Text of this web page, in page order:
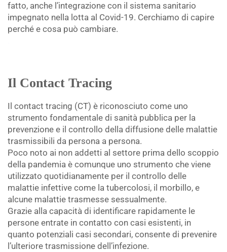
fatto, anche l’integrazione con il sistema sanitario
impegnato nella lotta al Covid-19. Cerchiamo di capire
perché e cosa può cambiare.
Il Contact Tracing
Il contact tracing (CT) è riconosciuto come uno
strumento fondamentale di sanità pubblica per la
prevenzione e il controllo della diffusione delle malattie
trasmissibili da persona a persona.
Poco noto ai non addetti al settore prima dello scoppio
della pandemia è comunque uno strumento che viene
utilizzato quotidianamente per il controllo delle
malattie infettive come la tubercolosi, il morbillo, e
alcune malattie trasmesse sessualmente.
Grazie alla capacità di identificare rapidamente le
persone entrate in contatto con casi esistenti, in
quanto potenziali casi secondari, consente di prevenire
l’ulteriore trasmissione dell’infezione.